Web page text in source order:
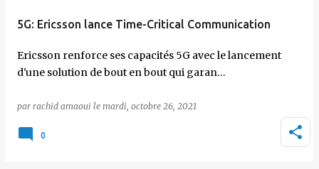
5G: Ericsson lance Time-Critical Communication
Ericsson renforce ses capacités 5G avec le lancement
d'une solution de bout en bout qui garan…
par rachid amaoui le mardi, octobre 26, 2021
0